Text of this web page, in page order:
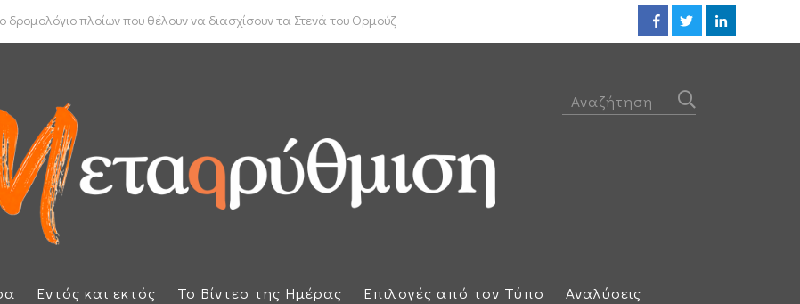
πλοίων που θέλουν να διασχίσουν τα Στενά του Ορμούζ
«Έπεσαν» οι υπογραφές με τον γαλλικό κολοσσό Meridiam ΕΕ: Αλληλεγγύη στην
Εντός και εκτός Το Βίντεο της Ημέρας Επιλογές από τον Τύπο
Αναλύσεις